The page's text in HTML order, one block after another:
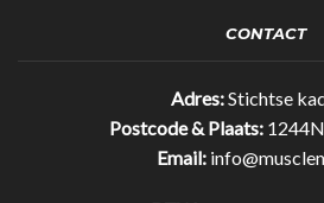
Shakebeker
CONTACT
Adres:Stichtse
Postcode & Plaats:
Email: